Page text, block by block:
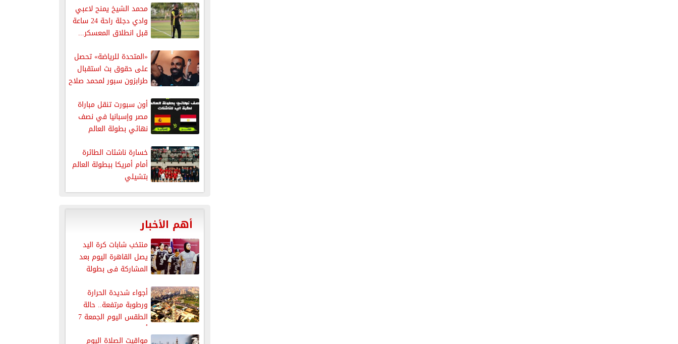
محمد الشيخ يمنح لاعبي
وادي دجلة راحة 24 ساعة
قبل انطلاق المعسكر...
«المتحدة للرياضة» تحصل
على حقوق بث استقبال
طرابزون سبور لمحمد صلاح
أون سبورت تنقل مباراة
مصر وإسبانيا في نصف
نهائي بطولة العالم
خسارة ناشئات الطائرة
أمام أمريكا ببطولة العالم
بتشيلي
أهم الأخبار
منتخب شابات كرة اليد
يصل القاهرة اليوم بعد
المشاركة فى بطولة
أجواء شديدة الحرارة
ورطوبة مرتفعة.. حالة
الطقس اليوم الجمعة 7
أغسطس 2026
مواقيت الصلاة اليوم